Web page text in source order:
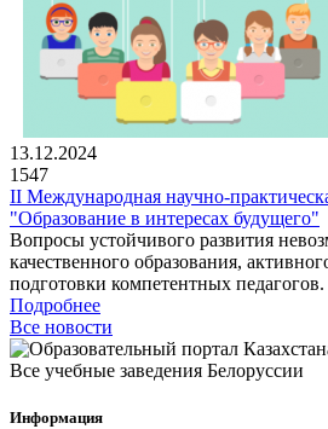
13.12.2024
1547
II Международная научно-
"Образование в интересах будущего"
Вопросы устойчивого развития
качественного образования,
подготовки компетентных
Подробнее
Все новости
Все учебные заведения Белоруссии
Информация